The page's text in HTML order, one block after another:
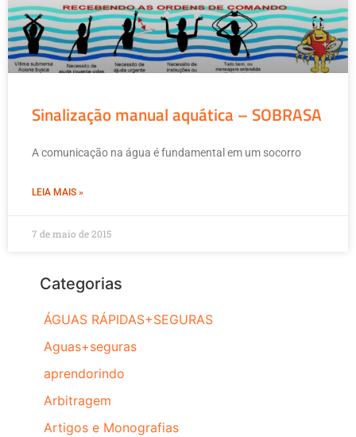
Sinalização manual aquática – SOBRASA
A comunicação na água é fundamental em um socorro
LEIA MAIS »
7 de maio de 2015
Categorias
ÁGUAS RÁPIDAS+SEGURAS
Aguas+seguras
aprendorindo
Arbitragem
Artigos e Monografias